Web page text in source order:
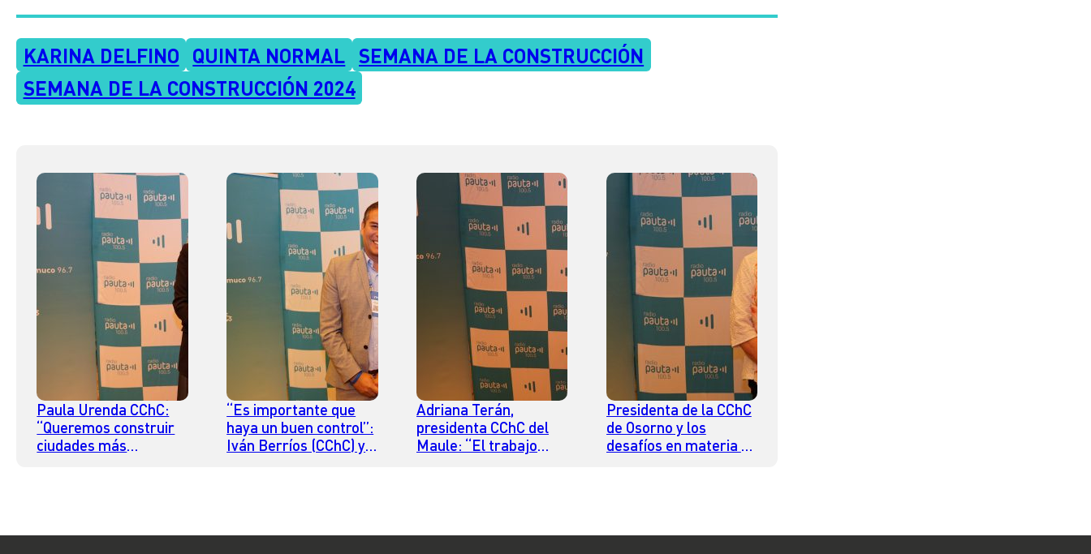
KARINA DELFINO QUINTA NORMAL SEMANA DE LA CONSTRUCCIÓN
SEMANA DE LA CONSTRUCCIÓN 2024
Paula Urenda CChC:
“Queremos construir
ciudades más
“Es importante que
haya un buen control”:
Iván Berríos (CChC) y
Adriana Terán,
presidenta CChC del
Maule: “El trabajo
Presidenta de la CChC
de Osorno y los
desafíos en materia de